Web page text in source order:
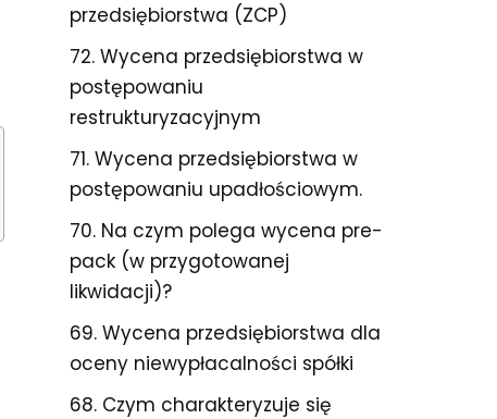
przedsiębiorstwa (ZCP)
72. Wycena przedsiębiorstwa w
postępowaniu
restrukturyzacyjnym
71. Wycena przedsiębiorstwa w
postępowaniu upadłościowym.
70. Na czym polega wycena pre-
pack (w przygotowanej
likwidacji)?
69. Wycena przedsiębiorstwa dla
oceny niewypłacalności spółki
68. Czym charakteryzuje się